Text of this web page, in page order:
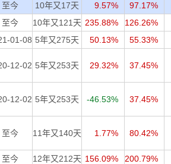
至今 10年又17天 9.57% 97.17%
至今 10年又121天 235.88% 126.26%
01-08 5年又275天 50.13% 55.33%
12-02 5年又253天 29.32% 37.45%
12-02 5年又253天 -46.53% 37.45%
至今 11年又140天 1.77% 80.42%
至今 12年又212天 156.09% 200.79%